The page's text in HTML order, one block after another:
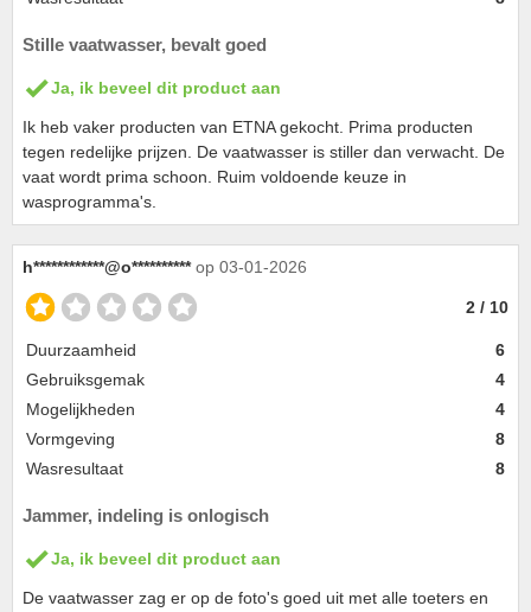
Stille vaatwasser, bevalt goed
Ja, ik beveel dit product aan
Ik heb vaker producten van ETNA gekocht. Prima producten
tegen redelijke prijzen. De vaatwasser is stiller dan verwacht. De
vaat wordt prima schoon. Ruim voldoende keuze in
wasprogramma's.
h************@o********** op 03-01-2026
2 / 10
Duurzaamheid
6
Gebruiksgemak
4
Mogelijkheden
4
Vormgeving
8
Wasresultaat
8
Jammer, indeling is onlogisch
Ja, ik beveel dit product aan
De vaatwasser zag er op de foto's goed uit met alle toeters en